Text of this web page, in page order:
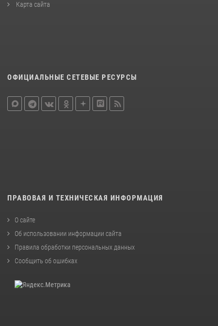
Карта сайта
ОФИЦИАЛЬНЫЕ СЕТЕВЫЕ РЕСУРСЫ
ПРАВОВАЯ И ТЕХНИЧЕСКАЯ ИНФОРМАЦИЯ
О сайте
Об использовании информации сайта
Правила обработки персональных данных
Сообщить об ошибках